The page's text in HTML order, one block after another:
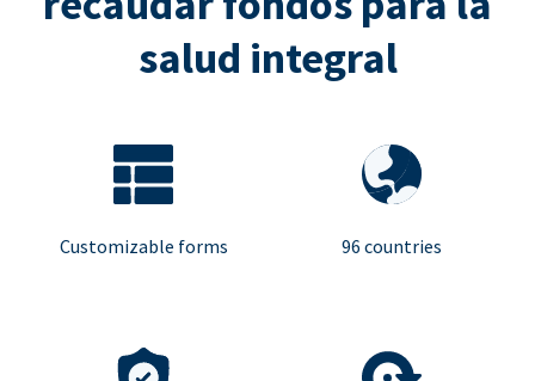
salud integral
Customizable forms 96 countries